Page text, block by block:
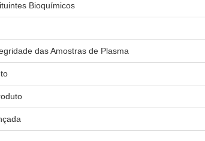
Bioquímicos
das Amostras de Plasma